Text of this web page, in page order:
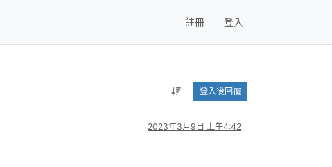
註冊 登入
登入後回覆
2023年3月9日 上午4:42